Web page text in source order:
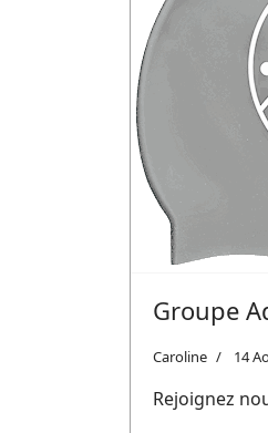
Groupe
Caroline 14
Rejoignez